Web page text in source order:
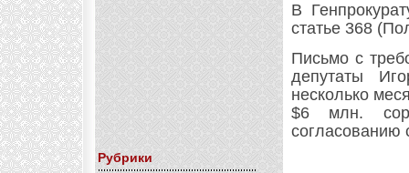
Рубрики
В
статье 368
Письмо с
депутаты
несколько
$6 млн.